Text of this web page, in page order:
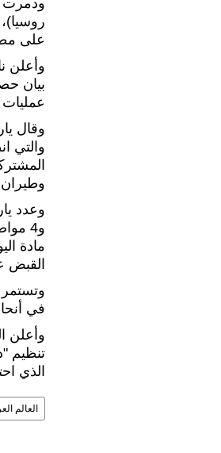
ودمرت
على
وأعلن
بيان
عمليات
وقال
والتي
القبض على 21
وتستمر
في
تنظيم
الذي
العالم